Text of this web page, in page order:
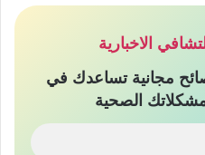
الاخبارية
مجانية تساعدك في
الصحية